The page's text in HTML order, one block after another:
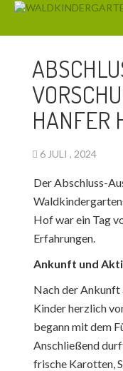
HANFER
6 JULI , 2024
Der Abschluss-
Hof war ein Tag
Erfahrungen.
Ankunft und
Nach der
Kinder herzlich
begann mit dem
Anschließend
frische Karotten,